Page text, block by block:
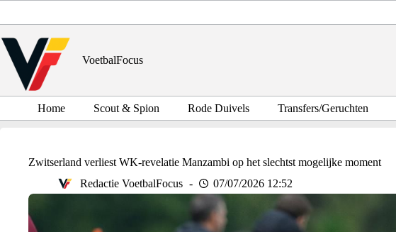
inhoud
VoetbalFocus
Home Scout & Spion Rode Duivels Transfers/Geruchten
Zwitserland verliest WK-revelatie Manzambi op het slechtst mogelijke moment
Redactie VoetbalFocus
07/07/2026 12:52